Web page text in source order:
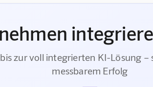
zur voll integrierten KI-Lösung
messbarem Erfolg